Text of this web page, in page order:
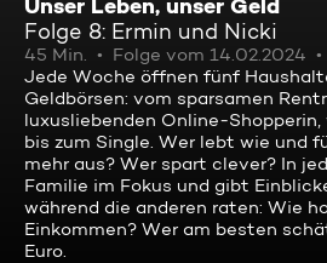
Folge 8: Ermin und Nicki
45 Min. Folge vom 14.02.2024
Jede Woche öffnen fünf
Geldbörsen: vom sparsamen
luxusliebenden Online-
bis zum Single. Wer lebt wie und
mehr aus? Wer spart clever? In
Familie im Fokus und gibt
während die anderen raten: Wie
Einkommen? Wer am besten
Euro.